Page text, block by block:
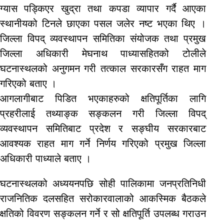
ग्यास पड्किएर खुद्रा तथा कपडा व्यापार गर्दै आएका
स्थानीयको टिनले छाएका पसल जलेर नष्ट भएका थिए ।
जिल्ला विपद् व्यवस्थापन समितिका संयोजक तथा प्रमुख
जिल्ला अधिकारी मेघनाथ पाध्यासहितको टोलीले
घटनास्थलको अनुगमन गरी तत्काल सरकारसँग राहत माग
गरिएको बताए ।
आगलागीबाट पिडित भएकाहरुको क्षतिपूर्तिका लागि
प्रहरीलाई तथ्याङ्क सङ्कलन गरी जिल्ला विपद्
व्यवस्थापन समितिबाट प्रदेश र सङ्घीय सरकारबाट
आवश्यक राहत माग गर्ने निर्णय गरिएको प्रमुख जिल्ला
अधिकारी पाध्याले बताए ।
घटनास्थलको अध्ययनपछि सोही पालिकामा जनप्रतिनिधी
राजनितिक दलसहित सरोकारवालाको आकस्मिक बैठकले
क्षतिको विवरण सङ्कलन गर्ने र सो क्षतिपूर्ति उपलब्ध गराउन